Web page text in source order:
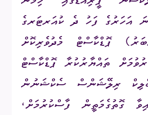
2026 ވަނަ އަހަރުގެ ފަހު ދެ ކުއަރޓަރގެ
ޕޮޑްކާސްޓް މެދުވެރިކޮށް
ތައްޔާރުކުރާ ޕޮޑްކާސްޓް
ރިލޭޝަންސް ސެކްޝަނުން
ގޮތުގެމަތީން ފާސްކުރުމަށް،